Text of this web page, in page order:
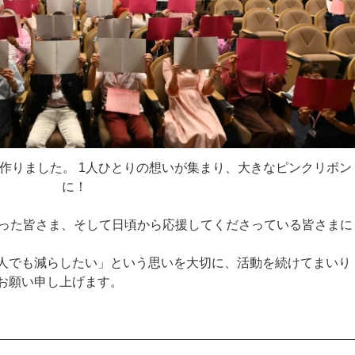
りました。 1人ひとりの想いが集まり、大きなピンクリボン
に！
た皆さま、そして日頃から応援してくださっている皆さまに
でも減らしたい」という思いを大切に、活動を続けてまいり
い申し上げます。